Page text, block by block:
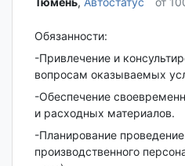
Обязанности:
-Привлечение и
вопросам оказываемых
-Обеспечение
и расходных материалов.
-Планирование
производственного